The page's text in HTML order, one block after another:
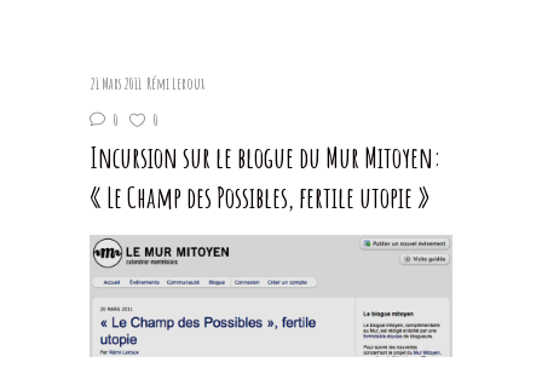
21 Mars 2011 Rémi Leroux
0
0
Incursion sur le blogue du Mur Mitoyen:
« Le Champ des Possibles, fertile utopie »